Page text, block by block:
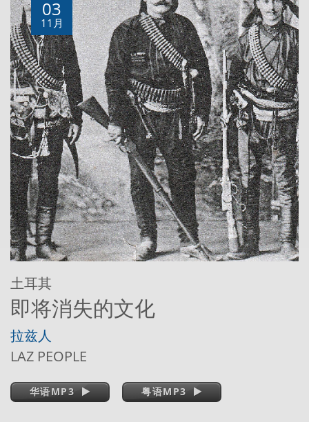
土耳其
即将消失的文化
拉兹人
LAZ PEOPLE
03
11月
华语MP3 粤语MP3